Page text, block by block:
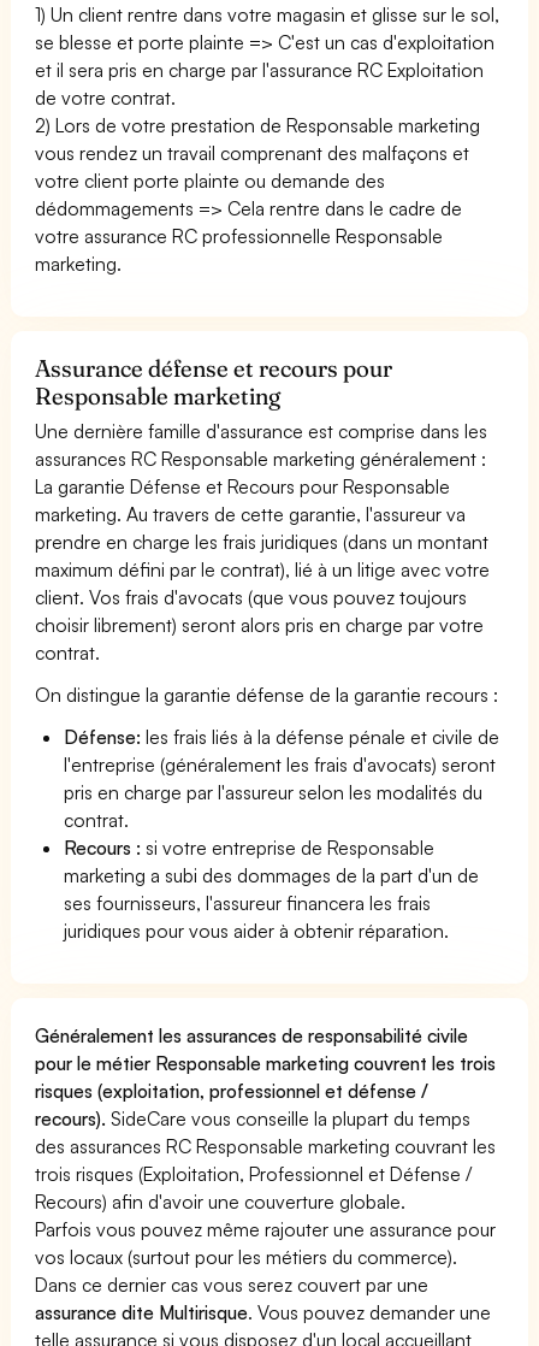
1) Un client rentre dans votre magasin et glisse sur le sol,
se blesse et porte plainte => C'est un cas d'exploitation
et il sera pris en charge par l'assurance RC Exploitation
de votre contrat.
2) Lors de votre prestation de Responsable marketing
vous rendez un travail comprenant des malfaçons et
votre client porte plainte ou demande des
dédommagements => Cela rentre dans le cadre de
votre assurance RC professionnelle Responsable
marketing.
Assurance défense et recours pour
Responsable marketing
Une dernière famille d'assurance est comprise dans les
assurances RC Responsable marketing généralement :
La garantie Défense et Recours pour Responsable
marketing. Au travers de cette garantie, l'assureur va
prendre en charge les frais juridiques (dans un montant
maximum défini par le contrat), lié à un litige avec votre
client. Vos frais d'avocats (que vous pouvez toujours
choisir librement) seront alors pris en charge par votre
contrat.
On distingue la garantie défense de la garantie recours :
Défense: les frais liés à la défense pénale et civile de
l'entreprise (généralement les frais d'avocats) seront
pris en charge par l'assureur selon les modalités du
contrat.
Recours : si votre entreprise de Responsable
marketing a subi des dommages de la part d'un de
ses fournisseurs, l'assureur financera les frais
juridiques pour vous aider à obtenir réparation.
Généralement les assurances de responsabilité civile
pour le métier Responsable marketing couvrent les trois
risques (exploitation, professionnel et défense /
recours). SideCare vous conseille la plupart du temps
des assurances RC Responsable marketing couvrant les
trois risques (Exploitation, Professionnel et Défense /
Recours) afin d'avoir une couverture globale.
Parfois vous pouvez même rajouter une assurance pour
vos locaux (surtout pour les métiers du commerce).
Dans ce dernier cas vous serez couvert par une
assurance dite Multirisque. Vous pouvez demander une
telle assurance si vous disposez d'un local accueillant